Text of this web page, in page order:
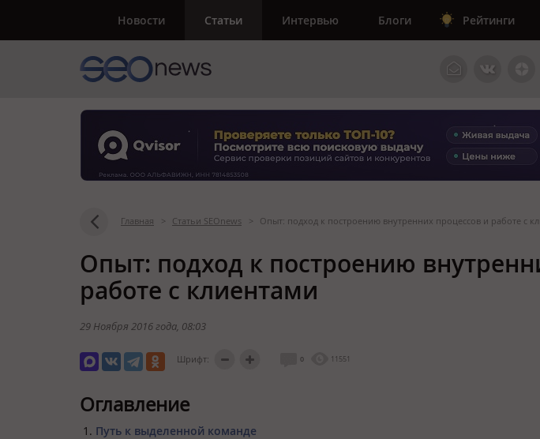
Новости Статьи Интервью Блоги Рейтинги
Главная > Статьи SEOnews > Опыт: подход к построению внутренних процессов и работе с
Опыт: подход к построению
работе с клиентами
29 Ноября 2016 года , 08:03
Шрифт: 0 11551
Оглавление
Путь к выделенной команде